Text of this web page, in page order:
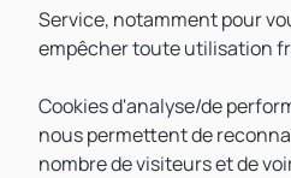
Service, notamment pour
empêcher toute utilisation
Cookies d'analyse/de
nous permettent de
nombre de visiteurs et de